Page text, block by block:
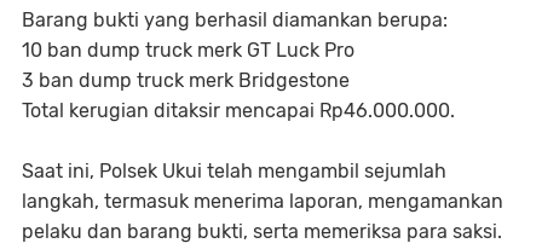
Barang bukti yang berhasil diamankan berupa:
10 ban dump truck merk GT Luck Pro
3 ban dump truck merk Bridgestone
Total kerugian ditaksir mencapai Rp46.000.000.
Saat ini, Polsek Ukui telah mengambil sejumlah
langkah, termasuk menerima laporan, mengamankan
pelaku dan barang bukti, serta memeriksa para saksi.